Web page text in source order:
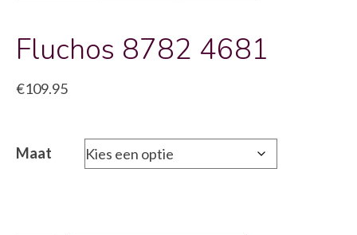
Fluchos 8782 4681
€109.95
Maat